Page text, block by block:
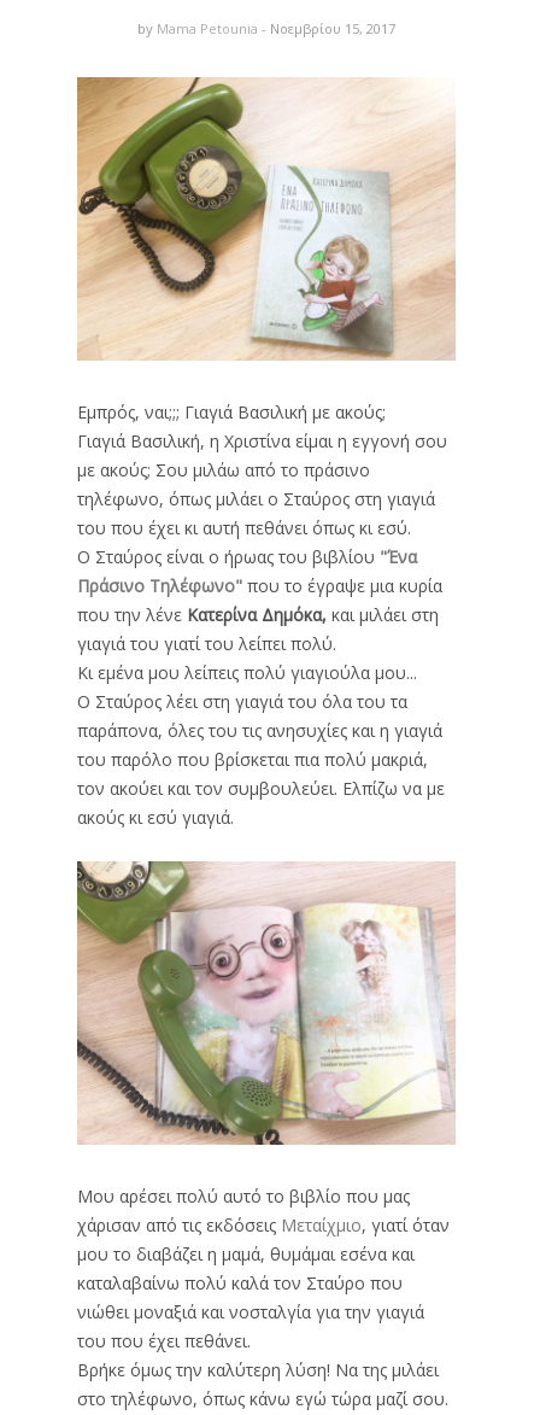
by Mama Petounia - Νοεμβρίου 15, 2017
Εμπρός, ναι;;; Γιαγιά Βασιλική με ακούς;
Γιαγιά Βασιλική, η Χριστίνα είμαι η εγγονή σου
με ακούς; Σου μιλάω από το πράσινο
τηλέφωνο, όπως μιλάει ο Σταύρος στη γιαγιά
του που έχει κι αυτή πεθάνει όπως κι εσύ.
Ο Σταύρος είναι ο ήρωας του βιβλίου "Ένα
Πράσινο Τηλέφωνο" που το έγραψε μια κυρία
που την λένε Κατερίνα Δημόκα, και μιλάει στη
γιαγιά του γιατί του λείπει πολύ.
Κι εμένα μου λείπεις πολύ γιαγιούλα μου...
Ο Σταύρος λέει στη γιαγιά του όλα του τα
παράπονα, όλες του τις ανησυχίες και η γιαγιά
του παρόλο που βρίσκεται πια πολύ μακριά,
τον ακούει και τον συμβουλεύει. Ελπίζω να με
ακούς κι εσύ γιαγιά.
Μου αρέσει πολύ αυτό το βιβλίο που μας
χάρισαν από τις εκδόσεις Μεταίχμιο, γιατί όταν
μου το διαβάζει η μαμά, θυμάμαι εσένα και
καταλαβαίνω πολύ καλά τον Σταύρο που
νιώθει μοναξιά και νοσταλγία για την γιαγιά
του που έχει πεθάνει.
Βρήκε όμως την καλύτερη λύση! Να της μιλάει
στο τηλέφωνο, όπως κάνω εγώ τώρα μαζί σου.